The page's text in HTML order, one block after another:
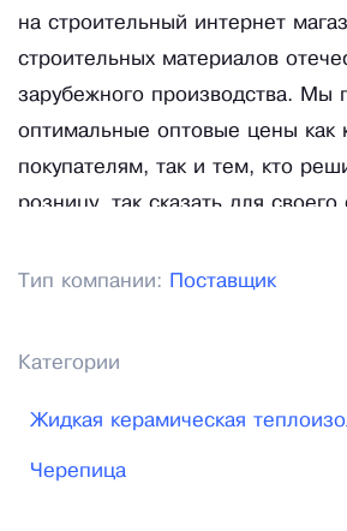
на строительный интернет
строительных материалов
зарубежного производства. Мы
оптимальные оптовые цены как
покупателям, так и тем, кто
розницу, так сказать для своего
широкий ассортимент
предлагаем для устройства
Тип компании: Поставщик
Категории
Жидкая керамическая
Черепица